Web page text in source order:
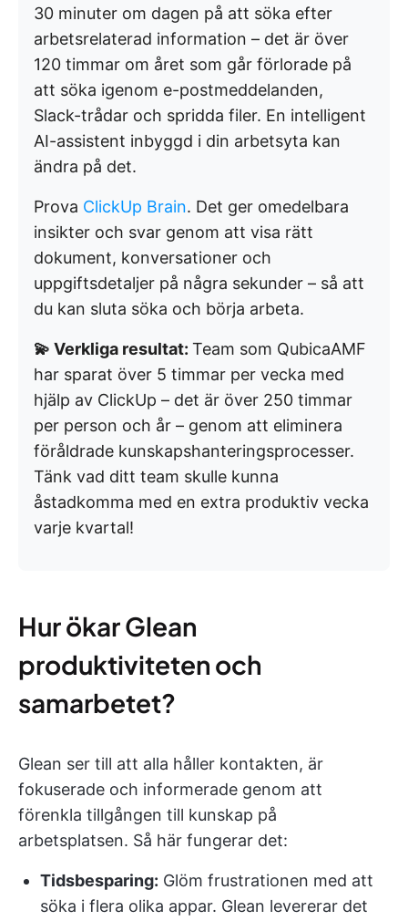
30 minuter om dagen på att söka efter
arbetsrelaterad information – det är över
120 timmar om året som går förlorade på
att söka igenom e-postmeddelanden,
Slack-trådar och spridda filer. En intelligent
AI-assistent inbyggd i din arbetsyta kan
ändra på det.
Prova ClickUp Brain. Det ger omedelbara
insikter och svar genom att visa rätt
dokument, konversationer och
uppgiftsdetaljer på några sekunder – så att
du kan sluta söka och börja arbeta.
💫 Verkliga resultat: Team som QubicaAMF
har sparat över 5 timmar per vecka med
hjälp av ClickUp – det är över 250 timmar
per person och år – genom att eliminera
föråldrade kunskapshanteringsprocesser.
Tänk vad ditt team skulle kunna
åstadkomma med en extra produktiv vecka
varje kvartal!
Hur ökar Glean
produktiviteten och
samarbetet?
Glean ser till att alla håller kontakten, är
fokuserade och informerade genom att
förenkla tillgången till kunskap på
arbetsplatsen. Så här fungerar det:
Tidsbesparing: Glöm frustrationen med att
söka i flera olika appar. Glean levererar det